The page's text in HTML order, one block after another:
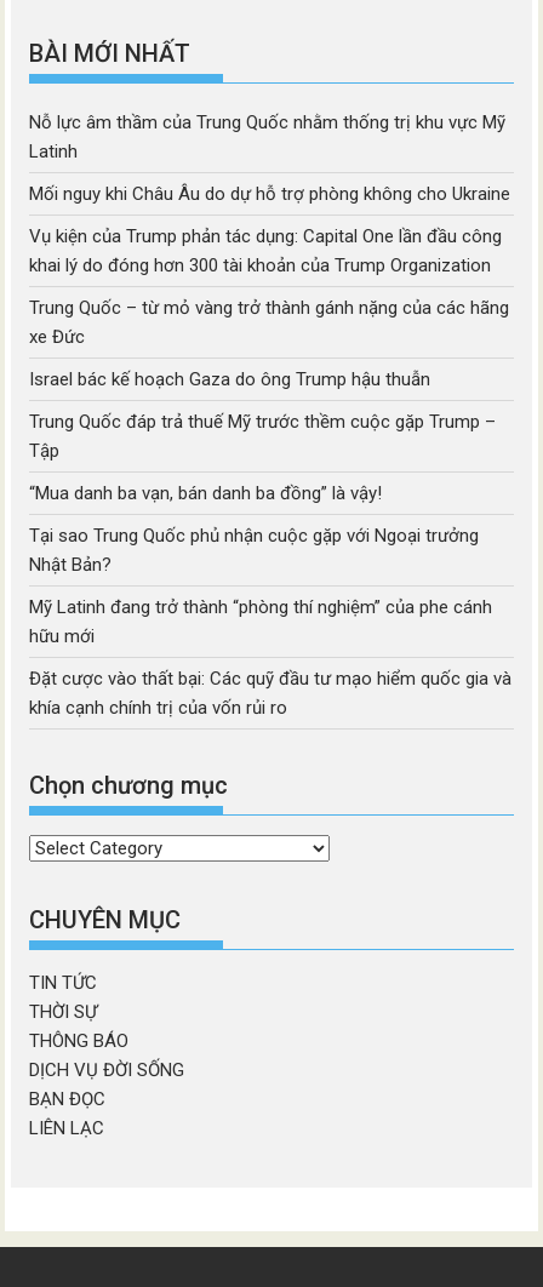
BÀI MỚI NHẤT
Nỗ lực âm thầm của Trung Quốc nhằm thống trị khu vực Mỹ
Latinh
Mối nguy khi Châu Âu do dự hỗ trợ phòng không cho Ukraine
Vụ kiện của Trump phản tác dụng: Capital One lần đầu công
khai lý do đóng hơn 300 tài khoản của Trump Organization
Trung Quốc – từ mỏ vàng trở thành gánh nặng của các hãng
xe Đức
Israel bác kế hoạch Gaza do ông Trump hậu thuẫn
Trung Quốc đáp trả thuế Mỹ trước thềm cuộc gặp Trump –
Tập
“Mua danh ba vạn, bán danh ba đồng” là vậy!
Tại sao Trung Quốc phủ nhận cuộc gặp với Ngoại trưởng
Nhật Bản?
Mỹ Latinh đang trở thành “phòng thí nghiệm” của phe cánh
hữu mới
Đặt cược vào thất bại: Các quỹ đầu tư mạo hiểm quốc gia và
khía cạnh chính trị của vốn rủi ro
Chọn chương mục
Chọn
mục
CHUYÊN MỤC
TIN TỨC
THỜI SỰ
THÔNG BÁO
DỊCH VỤ ĐỜI SỐNG
BẠN ĐỌC
LIÊN LẠC